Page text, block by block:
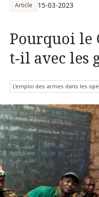
Article 15-03-2023
Pourquoi le
t-il avec les
L’emploi des armes dans les